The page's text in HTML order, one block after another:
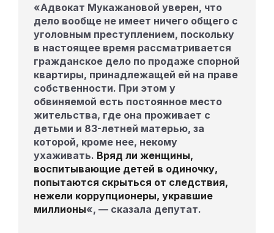
«Адвокат Мукажановой уверен, что
дело вообще не имеет ничего общего с
уголовным преступлением, поскольку
в настоящее время рассматривается
гражданское дело по продаже спорной
квартиры, принадлежащей ей на праве
собственности. При этом у
обвиняемой есть постоянное место
жительства, где она проживает с
детьми и 83-летней матерью, за
которой, кроме нее, некому
ухаживать. Вряд ли женщины,
воспитывающие детей в одиночку,
попытаются скрыться от следствия,
нежели коррупционеры, укравшие
миллионы«, — сказала депутат.